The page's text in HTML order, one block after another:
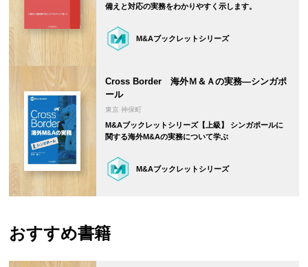
備えと対応の実務をわかりやすく示します。
M&Aブックレットシリーズ
Cross Border 海外Ｍ＆Ａの実務―シンガポ
ール
東京 神保町
M&Aブックレットシリーズ【上級】 シンガポールに
関する海外M&Aの実務について学ぶ
M&Aブックレットシリーズ
おすすめ書籍